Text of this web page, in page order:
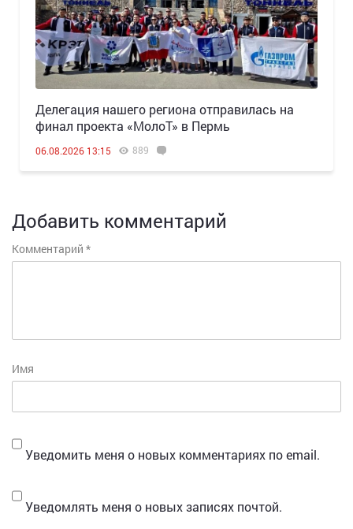
Делегация нашего региона отправилась на
финал проекта «МолоТ» в Пермь
06.08.2026 13:15 889
Добавить комментарий
Комментарий *
Имя
Уведомить меня о новых комментариях по email.
Уведомлять меня о новых записях почтой.